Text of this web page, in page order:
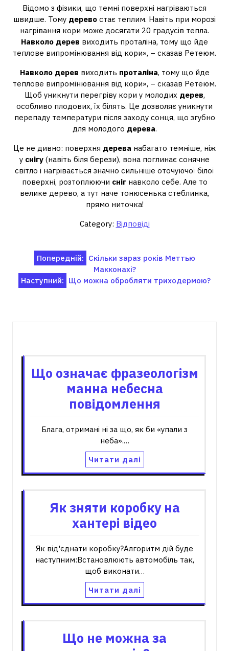
Відомо з фізики, що темні поверхні нагріваються
швидше. Тому дерево стає теплим. Навіть при морозі
нагрівання кори може досягати 20 градусів тепла.
Навколо дерев виходить проталіна, тому що йде
теплове випромінювання від кори», – сказав Ретеюм.
Навколо дерев виходить проталіна, тому що йде
теплове випромінювання від кори», – сказав Ретеюм.
Щоб уникнути перегріву кори у молодих дерев,
особливо плодових, їх білять. Це дозволяє уникнути
перепаду температури після заходу сонця, що згубно
для молодого дерева.
Це не дивно: поверхня дерева набагато темніше, ніж
у снігу (навіть біля берези), вона поглинає сонячне
світло і нагрівається значно сильніше оточуючої білої
поверхні, розтоплюючи снігнавколо себе. Але то
велике дерево, а тут наче тонюсенька стеблинка,
прямо ниточка!
Category: Відповіді
Навігація
записів
Попередній: Скільки зараз років Меттью
Макконахі?
Наступний: Що можна обробляти триходермою?
Що означає фразеологізм
манна небесна
повідомлення
Блага, отримані ні за що, як би «упали з
неба».…
Читати далі
Як зняти коробку на
хантері відео
Як від'єднати коробку?Алгоритм дій буде
наступним:Встановлюють автомобіль так,
щоб виконати…
Читати далі
Що не можна за